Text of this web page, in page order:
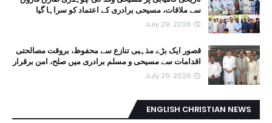
سے ملاقات، مسیحی برادری کے اعتماد کو سراہا گیا
July 29, 2026
قصور ایک بڑے مذہبی تنازع سے محفوظ، بروقت مصالحتی
اقدامات سے مسیحی و مسلم برادری میں صلح، امن برقرار
July 29, 2026
ENGLISH CHRISTIAN NEWS